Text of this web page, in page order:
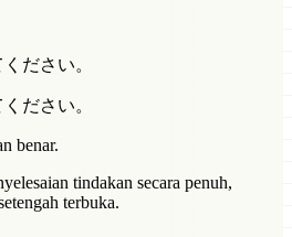
ださい。
ださい。
benar.
tindakan secara penuh,
terbuka.